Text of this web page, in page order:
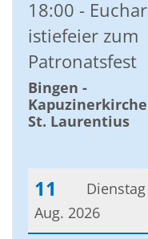
18:00
Euchar
istiefeier zum
Patronatsfest
Bingen -
Kapuzinerkirche
St. Laurentius
Dienstag
11
Aug. 2026